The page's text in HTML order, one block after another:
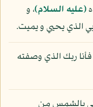
(عليه السلام)، و
الذي يحيي و يميت.
ربك الذي وصفته
بالشمس من